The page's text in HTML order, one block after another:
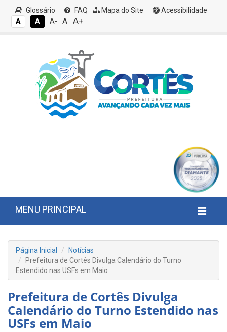
Glossário FAQ Mapa do Site
Acessibilidade
A
A A- A A+
MENU PRINCIPAL
Página Inicial
Notícias
Prefeitura de Cortês Divulga Calendário do Turno
Estendido nas USFs em Maio
Prefeitura de Cortês Divulga
Calendário do Turno Estendido nas
USFs em Maio